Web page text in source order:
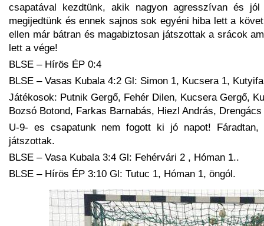
csapatával kezdtünk, akik nagyon agresszívan és
megijedtünk és ennek sajnos sok egyéni hiba lett a
ellen már bátran és magabiztosan játszottak a srácok
lett a vége!
BLSE – Hírös ÉP 0:4
BLSE – Vasas Kubala 4:2 Gl: Simon 1, Kucsera 1,
Játékosok: Putnik Gergő, Fehér Dilen, Kucsera Gergő,
Bozsó Botond, Farkas Barnabás, Hiezl András,
U-9- es csapatunk nem fogott ki jó napot! Fáradtan,
játszottak.
BLSE – Vasa Kubala 3:4 Gl: Fehérvári 2 , Hóman 1..
BLSE – Hírös ÉP 3:10 Gl: Tutuc 1, Hóman 1, öngól.